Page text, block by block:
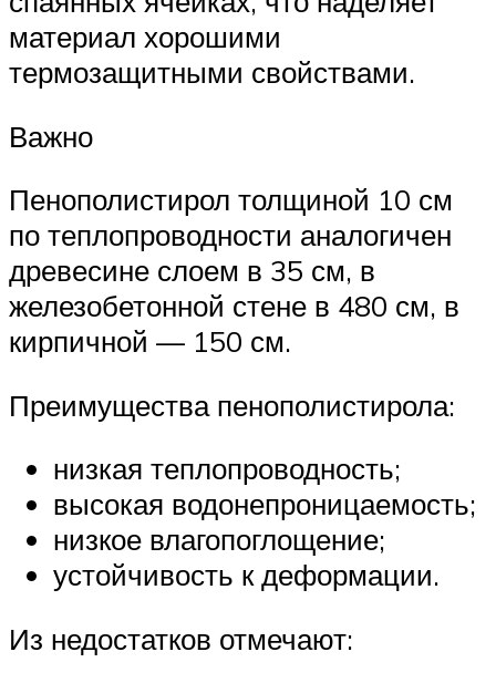
материал хорошими
термозащитными свойствами.
Важно
Пенополистирол толщиной 10 см
по теплопроводности аналогичен
древесине слоем в 35 см, в
железобетонной стене в 480 см, в
кирпичной — 150 см.
Преимущества пенополистирола:
низкая теплопроводность;
высокая водонепроницаемость;
низкое влагопоглощение;
устойчивость к деформации.
Из недостатков отмечают: